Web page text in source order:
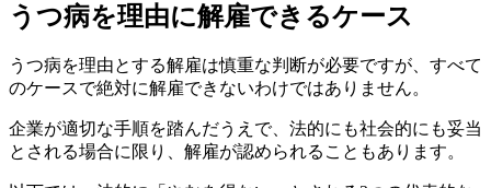
うつ病を理由に解雇できるケース
うつ病を理由とする解雇は慎重な判断が必要ですが、すべて
のケースで絶対に解雇できないわけではありません。
企業が適切な手順を踏んだうえで、法的にも社会的にも妥当
とされる場合に限り、解雇が認められることもあります。